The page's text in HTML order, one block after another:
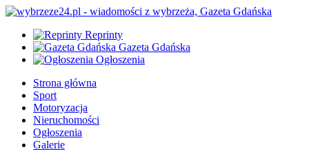
Reprinty
Gazeta Gdańska
Ogłoszenia
Strona główna
Sport
Motoryzacja
Nieruchomości
Ogłoszenia
Galerie